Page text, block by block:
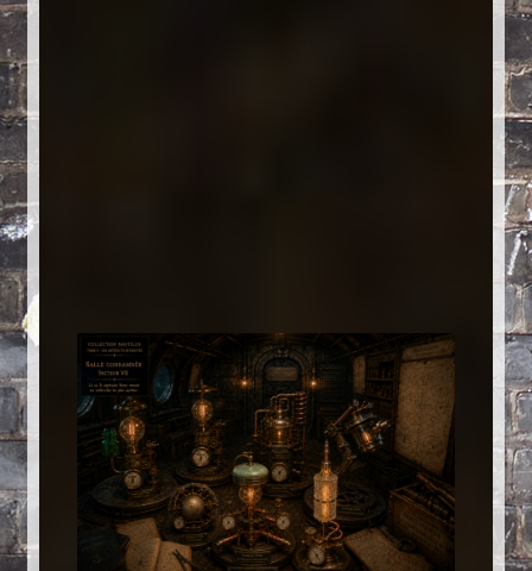
Lampe à poser
Les Collections
Mentions Légales
Mon compte
Nautilus – Tome 1 – Les Machines Fondatrices
Nautilus – Tome 2 – Les Artefacts Retrouvés
Office
Paiement